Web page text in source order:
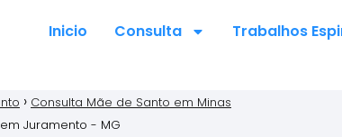
Inicio Consulta Trabalhos
Consulta Mãe de Santo em Minas
Juramento - MG